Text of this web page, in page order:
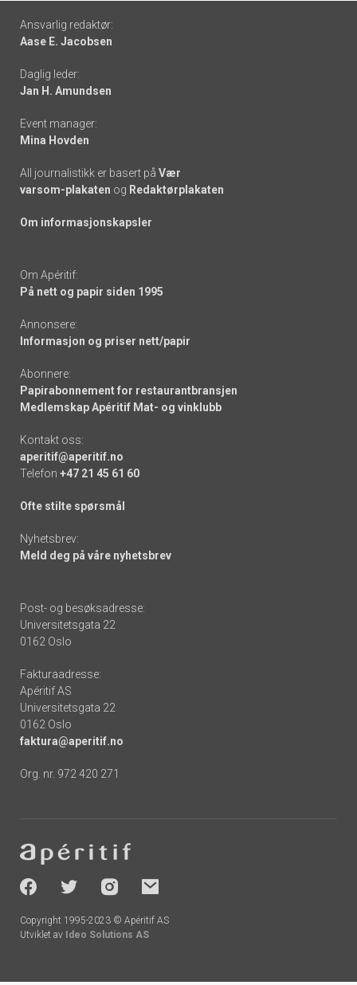
Footer
-
links
Ansvarlig redaktør:
Aase E. Jacobsen
Daglig leder:
Jan H. Amundsen
Event manager:
Mina Hovden
All journalistikk er basert på Vær
varsom-plakaten og Redaktørplakaten
Om informasjonskapsler
Om Apéritif:
På nett og papir siden 1995
Annonsere:
Informasjon og priser nett/papir
Abonnere:
Papirabonnement for restaurantbransjen
Medlemskap Apéritif Mat- og vinklubb
Kontakt oss:
aperitif@aperitif.no
Telefon +47 21 45 61 60
Ofte stilte spørsmål
Nyhetsbrev:
Meld deg på våre nyhetsbrev
Post- og besøksadresse:
Universitetsgata 22
0162 Oslo
Fakturaadresse:
Apéritif AS
Universitetsgata 22
0162 Oslo
faktura@aperitif.no
Org. nr. 972 420 271
-
socials
Copyright 1995-2023 © Apéritif AS
Utviklet av Ideo Solutions AS